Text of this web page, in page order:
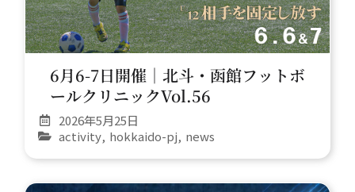
6月6-7日開催｜北斗・函館フットボ
ールクリニックVol.56
2026年5月25日
activity, hokkaido-pj, news